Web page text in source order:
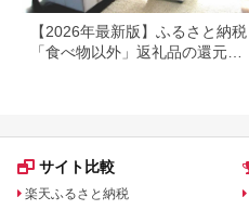
【2026年最新版】ふるさと納税
「食べ物以外」返礼品の還元率
サイト比較
楽天ふるさと納税